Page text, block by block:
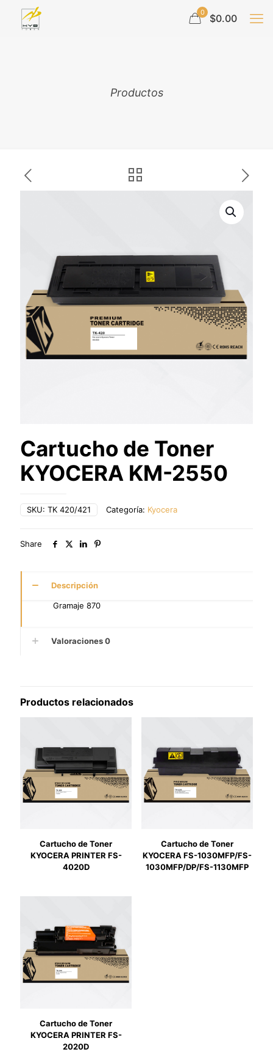
0 $0.00
Productos
Cartucho de Toner
KYOCERA KM-2550
SKU: TK 420/421 Categoría: Kyocera
Share
Descripción
Gramaje 870
Valoraciones0
Productos relacionados
Cartucho de Toner
KYOCERA PRINTER FS-
4020D
Cartucho de Toner
KYOCERA FS-1030MFP/FS-
1030MFP/DP/FS-1130MFP
Cartucho de Toner
KYOCERA PRINTER FS-
2020D